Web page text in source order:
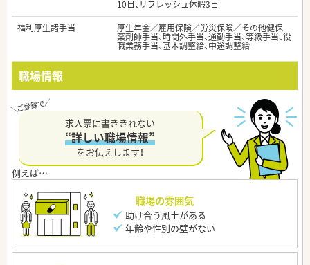
10日、リフレッシュ休暇3日
福利厚生諸手当
厚生年金／雇用保険／労災保険／その他健保
薬剤師手当、時間外手当、通勤手当、等級手当、役
職業務手当、基本調整給、中途調整給
職場情報
求人票に書ききれない
“詳しい職場情報”
をお伝えします！
職場の雰囲気
助け合う風土がある
年齢や性別の壁がない